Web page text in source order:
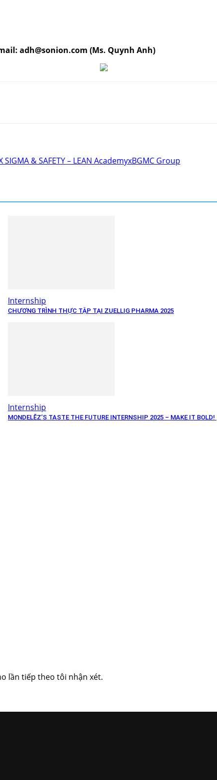
adh@sonion.com (Ms. Quynh Anh)
& SAFETY – LEAN AcademyxBGMC Group
Internship
CHƯƠNG TRÌNH THỰC TẬP TẠI ZUELLIG PHARMA 2025
Internship
MONDELĒZ’S TASTE THE FUTURE INTERNSHIP 2025 – MAKE IT BOLD!
lần tiếp theo tôi nhận xét.